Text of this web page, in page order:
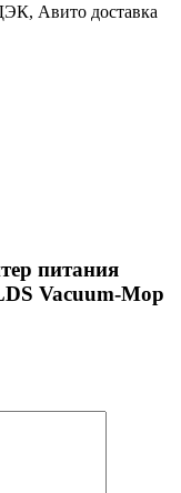
Авито доставка
питания
Vacuum-Mop